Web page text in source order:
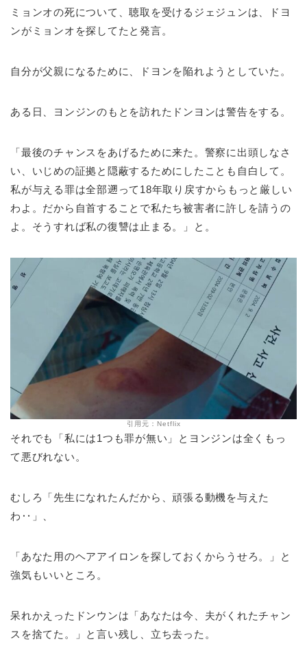
ミョンオの死について、聴取を受けるジェジュンは、ドヨ
ンがミョンオを探してたと発言。
自分が父親になるために、ドヨンを陥れようとしていた。
ある日、ヨンジンのもとを訪れたドンヨンは警告をする。
「最後のチャンスをあげるために来た。警察に出頭しなさ
い、いじめの証拠と隠蔽するためにしたことも自白して。
私が与える罪は全部遡って18年取り戻すからもっと厳しい
わよ。だから自首することで私たち被害者に許しを請うの
よ。そうすれば私の復讐は止まる。」と。
引用元：Netflix
それでも「私には1つも罪が無い」とヨンジンは全くもっ
て悪びれない。
むしろ「先生になれたんだから、頑張る動機を与えた
わ‥」、
「あなた用のヘアアイロンを探しておくからうせろ。」と
強気もいいところ。
呆れかえったドンウンは「あなたは今、夫がくれたチャン
スを捨てた。」と言い残し、立ち去った。